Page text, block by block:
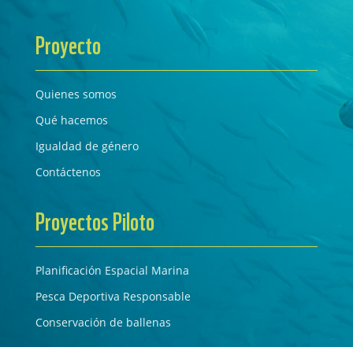
Proyecto
Quienes somos
Qué hacemos
Igualdad de género
Contáctenos
Proyectos Piloto
Planificación Espacial Marina
Pesca Deportiva Responsable
Conservación de ballenas